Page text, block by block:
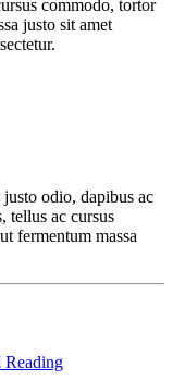
commodo, tortor
justo sit amet
odio, dapibus ac
tellus ac cursus
fermentum massa
Reading